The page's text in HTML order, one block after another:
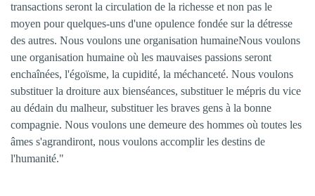
transactions seront la circulation de la richesse et non pas le
moyen pour quelques-uns d'une opulence fondée sur la détresse
des autres. Nous voulons une organisation humaineNous voulons
une organisation humaine où les mauvaises passions seront
enchaînées, l'égoïsme, la cupidité, la méchanceté. Nous voulons
substituer la droiture aux bienséances, substituer le mépris du vice
au dédain du malheur, substituer les braves gens à la bonne
compagnie. Nous voulons une demeure des hommes où toutes les
âmes s'agrandiront, nous voulons accomplir les destins de
l'humanité."